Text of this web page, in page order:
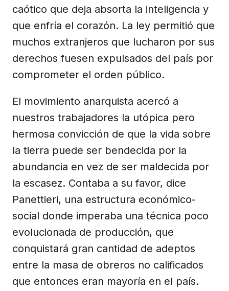
caótico que deja absorta la inteligencia y
que enfría el corazón. La ley permitió que
muchos extranjeros que lucharon por sus
derechos fuesen expulsados del país por
comprometer el orden público.
El movimiento anarquista acercó a
nuestros trabajadores la utópica pero
hermosa convicción de que la vida sobre
la tierra puede ser bendecida por la
abundancia en vez de ser maldecida por
la escasez. Contaba a su favor, dice
Panettieri, una estructura económico-
social donde imperaba una técnica poco
evolucionada de producción, que
conquistará gran cantidad de adeptos
entre la masa de obreros no calificados
que entonces eran mayoría en el país.